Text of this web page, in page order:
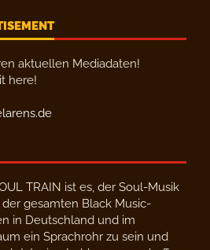
aktuellen Mediadaten!
here!
TRAIN ist es, der Soul-Musik
gesamten Black Music-
in Deutschland und im
ein Sprachrohr zu sein und